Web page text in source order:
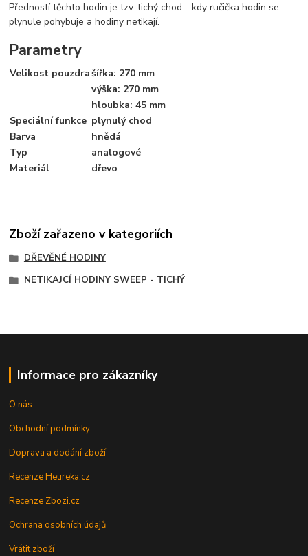
Předností těchto hodin je tzv. tichý chod - kdy ručička hodin se
plynule pohybuje a hodiny netikají.
Parametry
Velikost pouzdrašířka: 270 mm
výška: 270 mm
hloubka: 45 mm
Speciální funkce plynulý chod
Barva
hnědá
Typ
analogové
Materiál
dřevo
Zboží zařazeno v kategoriích
DŘEVĚNÉ HODINY
NETIKAJCÍ HODINY SWEEP - TICHÝ
Informace pro zákazníky
O nás
Obchodní podmínky
Doprava a dodání zboží
Recenze Heureka.cz
Recenze Zbozi.cz
Ochrana osobních údajů
Vrátit zboží